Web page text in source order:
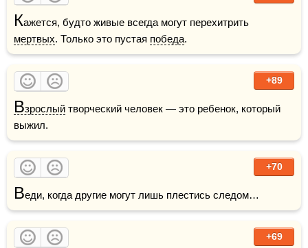
К
мертвых. Только это пустая победа.
+89
Взрослый творческий человек — это ребенок, который
выжил.
+70
Веди, когда другие могут лишь плестись следом…
+69